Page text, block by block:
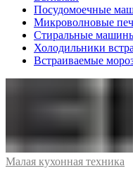
Посудомоечные
Микроволновые
Стиральные
Холодильники
Встраиваемые
Малая кухонная техника